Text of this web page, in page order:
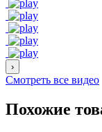
›
Смотреть все видео
Похожие